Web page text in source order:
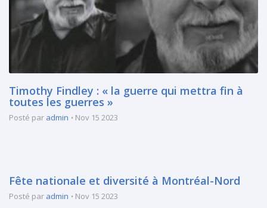
Timothy Findley : « la guerre qui mettra fin à
toutes les guerres »
Posté par admin Nov 15 2023
Fête nationale et diversité à Montréal-Nord
Posté par admin Nov 15 2023